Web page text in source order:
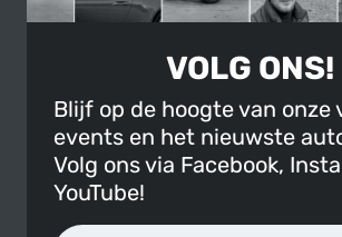
VOLG ONS!
Blijf op de hoogte van onze
events en het nieuwste
Volg ons via Facebook,
YouTube!